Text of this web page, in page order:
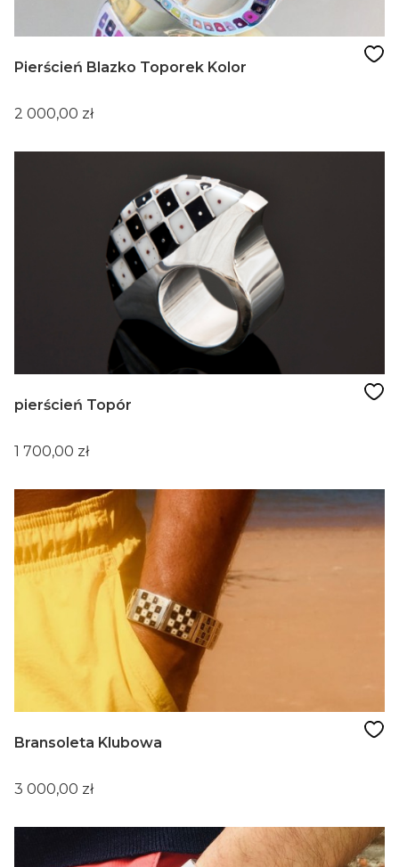
Pierścień Blazko Toporek Kolor
Cena
2 000,00 zł
pierścień Topór
Cena
1 700,00 zł
Bransoleta Klubowa
Cena
3 000,00 zł